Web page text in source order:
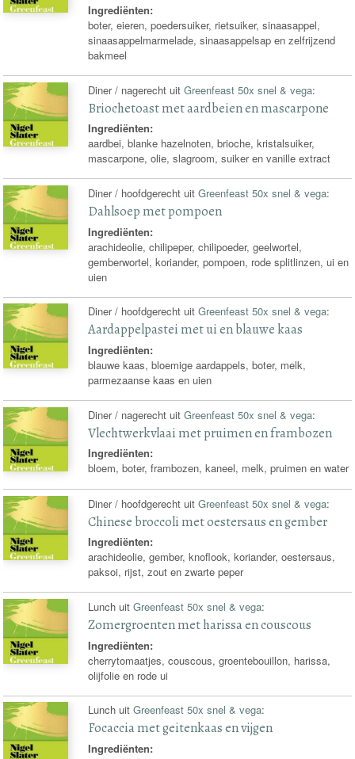
Ingrediënten:
boter, eieren, poedersuiker, rietsuiker, sinaasappel,
sinaasappelmarmelade, sinaasappelsap en zelfrijzend
bakmeel
Diner / nagerecht uitGreenfeast 50x snel & vega:
Briochetoast met aardbeien en mascarpone
Ingrediënten:
aardbei, blanke hazelnoten, brioche, kristalsuiker,
mascarpone, olie, slagroom, suiker en vanille extract
Diner / hoofdgerecht uitGreenfeast 50x snel & vega:
Dahlsoep met pompoen
Ingrediënten:
arachideolie, chilipeper, chilipoeder, geelwortel,
gemberwortel, koriander, pompoen, rode splitlinzen, ui en
uien
Diner / hoofdgerecht uitGreenfeast 50x snel & vega:
Aardappelpastei met ui en blauwe kaas
Ingrediënten:
blauwe kaas, bloemige aardappels, boter, melk,
parmezaanse kaas en uien
Diner / nagerecht uitGreenfeast 50x snel & vega:
Vlechtwerkvlaai met pruimen en frambozen
Ingrediënten:
bloem, boter, frambozen, kaneel, melk, pruimen en water
Diner / hoofdgerecht uitGreenfeast 50x snel & vega:
Chinese broccoli met oestersaus en gember
Ingrediënten:
arachideolie, gember, knoflook, koriander, oestersaus,
paksoi, rijst, zout en zwarte peper
Lunch uitGreenfeast 50x snel & vega:
Zomergroenten met harissa en couscous
Ingrediënten:
cherrytomaatjes, couscous, groentebouillon, harissa,
olijfolie en rode ui
Lunch uitGreenfeast 50x snel & vega:
Focaccia met geitenkaas en vijgen
Ingrediënten: